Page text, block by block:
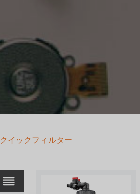
クイックフィルター